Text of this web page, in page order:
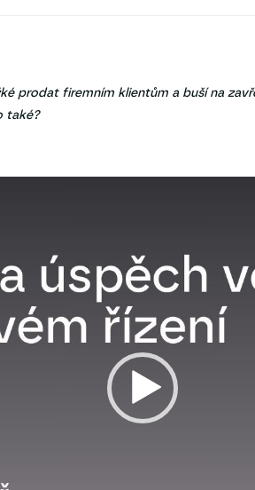
prodat firemním klientům a buší na
také?